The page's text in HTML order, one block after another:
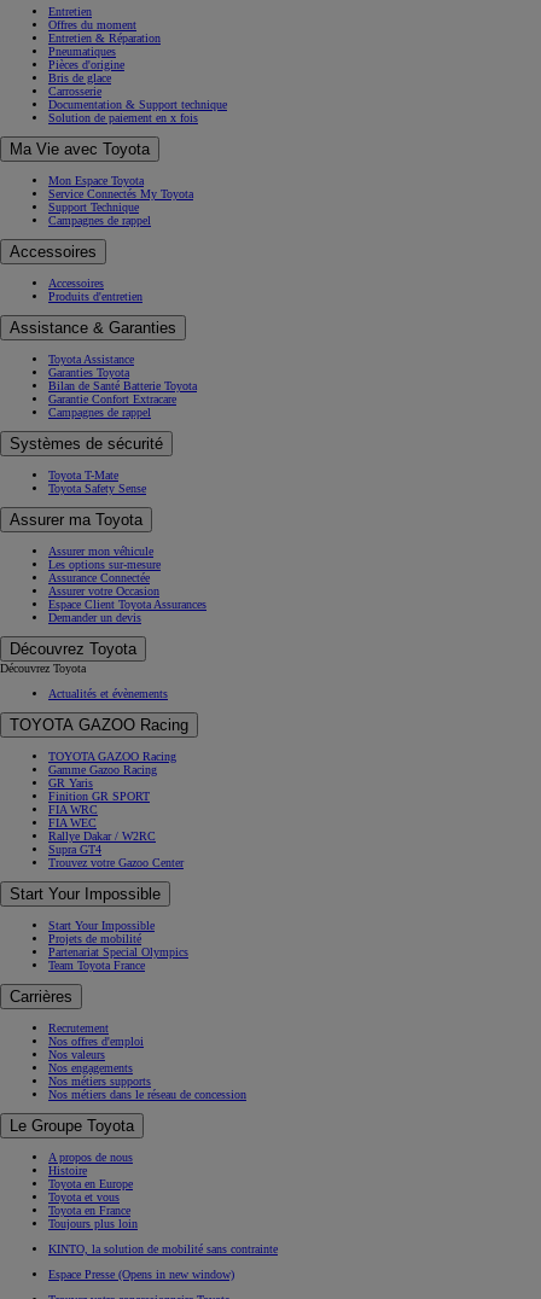
Financement
Financement des véhicules
Nos solutions de location en LOA ou LLD
Vous préférez acheter ?
Financez votre véhicule d'occasion
Pour les Professionnels
Espace client Toyota Financement
Hybride et électrique
Nos technologies
Toyota Charging
Autonomie et conduite
Tout savoir sur l’électrique
Toyota Professional
Toyota pour les professionnels
Offres Location longue durée
Offres utilitaires
Gamme électrifiée pour les professionnels
Solutions et services
Votre Toyota
Votre Toyota
Toyota Relax
Offres Après-Vente
Entretien & Services
Entretien
Offres du moment
Entretien & Réparation
Pneumatiques
Pièces d'origine
Bris de glace
Carrosserie
Documentation & Support technique
Solution de paiement en x fois
Ma Vie avec Toyota
Mon Espace Toyota
Service Connectés My Toyota
Support Technique
Campagnes de rappel
Accessoires
Accessoires
Produits d'entretien
Assistance & Garanties
Toyota Assistance
Garanties Toyota
Bilan de Santé Batterie Toyota
Garantie Confort Extracare
Campagnes de rappel
Systèmes de sécurité
Toyota T-Mate
Toyota Safety Sense
Assurer ma Toyota
Assurer mon véhicule
Les options sur-mesure
Assurance Connectée
Assurer votre Occasion
Espace Client Toyota Assurances
Demander un devis
Découvrez Toyota
Actualités et évènements
TOYOTA GAZOO Racing
Gamme Gazoo Racing
Finition GR SPORT